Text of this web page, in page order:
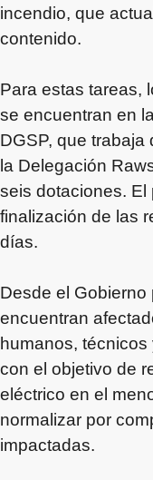
incendio, que
contenido.
Para estas tareas,
se encuentran en
DGSP, que
la Delegación
seis dotaciones. El
finalización de las
días.
Desde el
encuentran
humanos,
con el objetivo de
eléctrico en el
normalizar por
impactadas.